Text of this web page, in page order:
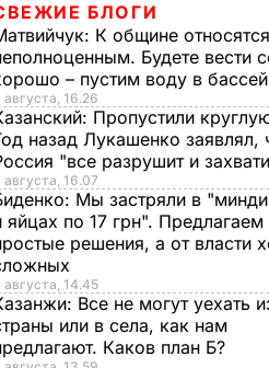
БЛОГИ
К общине
Будете вести
– пустим воду в
августа, 16.26
Пропустили
назад Лукашенко заявлял,
"все разрушит и
августа, 16.07
Мы застряли в
яйцах по 17 грн". Предлагаем
решения, а от власти
августа, 14.45
Все не могут уехать
или в села, как нам
Каков план Б?